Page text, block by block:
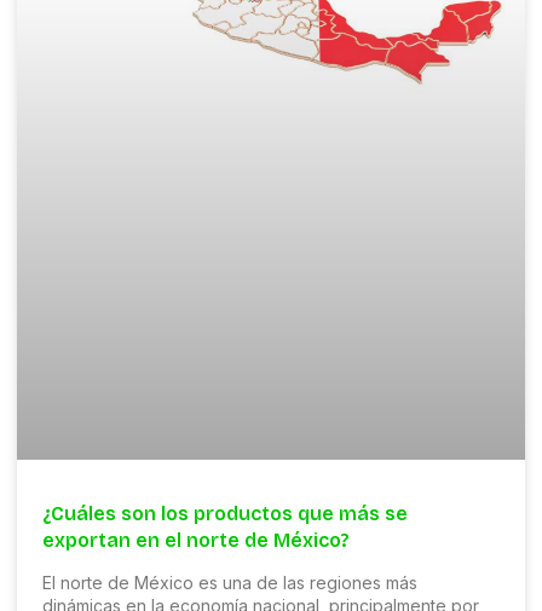
¿Cuáles son los productos que más se
exportan en el norte de México?
El norte de México es una de las regiones más
dinámicas en la economía nacional, principalmente por